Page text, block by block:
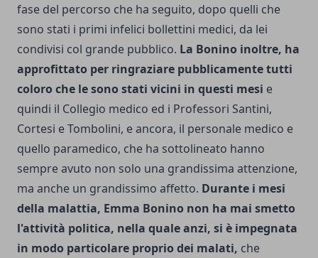
fase del percorso che ha seguito, dopo quelli che
sono stati i primi infelici bollettini medici, da lei
condivisi col grande pubblico. La Bonino inoltre, ha
approfittato per ringraziare pubblicamente tutti
coloro che le sono stati vicini in questi mesi e
quindi il Collegio medico ed i Professori Santini,
Cortesi e Tombolini, e ancora, il personale medico e
quello paramedico, che ha sottolineato hanno
sempre avuto non solo una grandissima attenzione,
ma anche un grandissimo affetto. Durante i mesi
della malattia, Emma Bonino non ha mai smetto
l'attività politica, nella quale anzi, si è impegnata
in modo particolare proprio dei malati, che